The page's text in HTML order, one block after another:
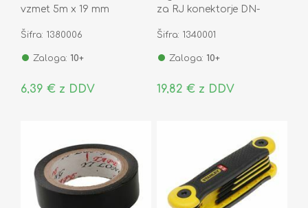
vzmet 5m x 19 mm
Šifra: 1380006
Zaloga: 10+
6,39 € z DDV
za RJ konektorje DN-
Šifra: 1340001
Zaloga: 10+
19,82 € z DDV